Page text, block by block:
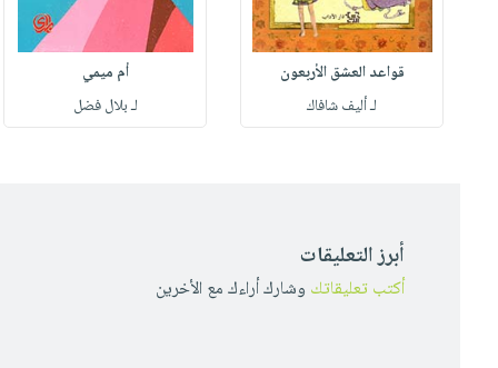
قواعد العشق الأربعون
لـ أليف شافاك
أم ميمي
لـ بلال فضل
أبرز التعليقات
أكتب تعليقاتك وشارك أراءك مع الأخرين